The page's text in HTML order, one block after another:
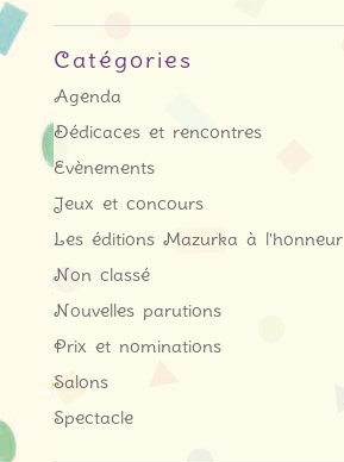
Catégories
Agenda
Dédicaces et rencontres
Evènements
Jeux et concours
Les éditions Mazurka à l'honneur
Non classé
Nouvelles parutions
Prix et nominations
Salons
Spectacle